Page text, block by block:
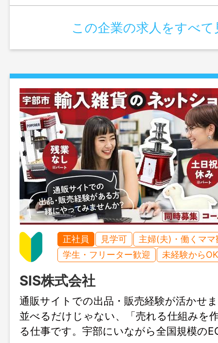
この企業の求人をすべて
正社員 見学可
主婦(夫)・働くママ
学生・フリーター歓迎
未経験からOK
SIS株式会社
通販サイトでの出品・販売経験が活かせ
並べるだけじゃない、「売れる仕組みを
る仕事です。宇部にいながら全国規模の